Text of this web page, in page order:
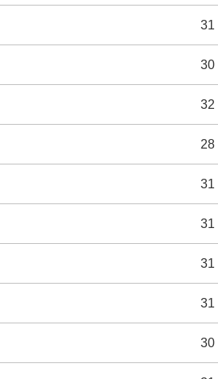
31
30
32
28
31
31
31
31
30